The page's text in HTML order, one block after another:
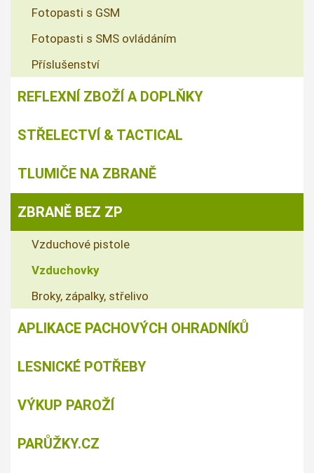
Fotopasti s GSM
Fotopasti s SMS ovládáním
Příslušenství
REFLEXNÍ ZBOŽÍ A DOPLŇKY
STŘELECTVÍ & TACTICAL
TLUMIČE NA ZBRANĚ
ZBRANĚ BEZ ZP
Vzduchové pistole
Vzduchovky
Broky, zápalky, střelivo
APLIKACE PACHOVÝCH OHRADNÍKŮ
LESNICKÉ POTŘEBY
VÝKUP PAROŽÍ
PARŮŽKY.CZ